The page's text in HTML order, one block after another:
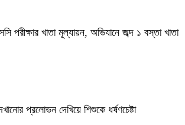
পরীক্ষার খাতা মূল্যায়ন, অভিযানে জব্দ ১ বস্তা খাতা
প্রলোভন দেখিয়ে শিশুকে ধর্ষণচেষ্টা